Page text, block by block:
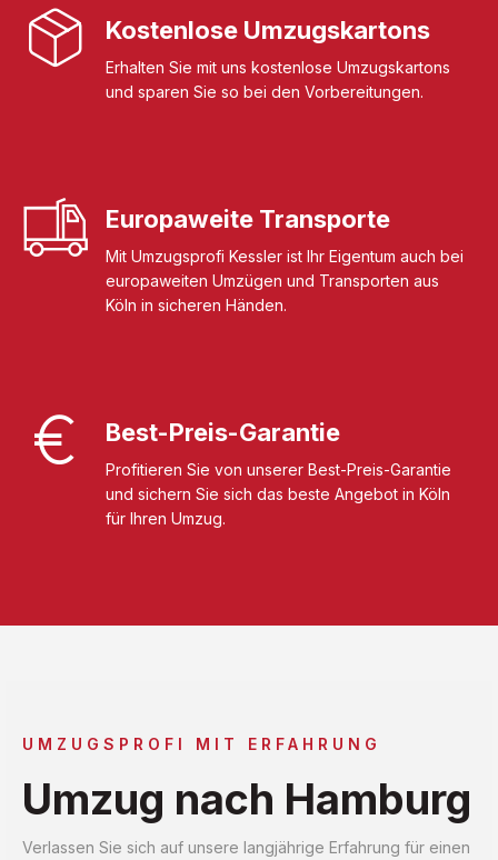
Kostenlose Umzugskartons
Erhalten Sie mit uns kostenlose Umzugskartons
und sparen Sie so bei den Vorbereitungen.
Europaweite Transporte
Mit Umzugsprofi Kessler ist Ihr Eigentum auch bei
europaweiten Umzügen und Transporten aus
Köln in sicheren Händen.
Best-Preis-Garantie
Profitieren Sie von unserer Best-Preis-Garantie
und sichern Sie sich das beste Angebot in Köln
für Ihren Umzug.
UMZUGSPROFI MIT ERFAHRUNG
Umzug nach Hamburg
Verlassen Sie sich auf unsere langjährige Erfahrung für einen